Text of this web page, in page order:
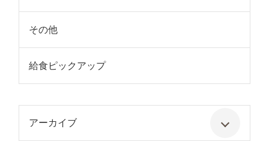
その他
給食ピックアップ
アーカイブ